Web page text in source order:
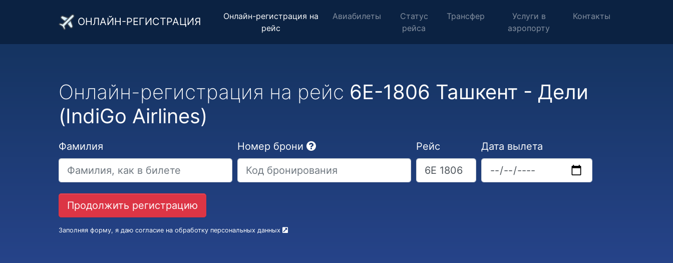
ОНЛАЙН-РЕГИСТРАЦИЯ
Онлайн-регистрация на
рейс
Авиабилеты
Статус
рейса
Трансфер
Услуги в
аэропорту
Контакты
Онлайн-регистрация на рейс 6E-1806 Ташкент - Дели
(IndiGo Airlines)
Фамилия Номер брони Рейс Дата вылета
Заполняя форму, я даю согласие на обработку персональных данных